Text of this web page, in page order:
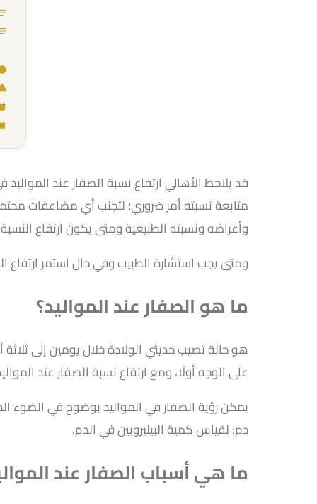
قد يلاحظ الأهالي ارتفاع نسبة الصفار عند
متابعة نسبته أمر ضروري؛ لتجنب أي مضاعفات
وأعراضه ونسبته الطبيعية ومتى يكون ارتفاع
ومتى يجب استشارة الطبيب وفي حال استمر ارتفاع
ما هو الصفار عند المواليد؟
هو حالة تصيب حديثي الولادة خلال يومين إلى ثلاثة
على الوجه أولًا، ومع ارتفاع نسبة الصفار عند
يمكن رؤية الصفار في المواليد بوضوح في الضوء
دم؛ لقياس كمية البيليروبين في الدم.
ما هي أسباب الصفار عند